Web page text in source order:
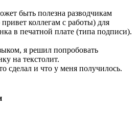
быть полезна разводчикам
коллегам с работы) для
в печатной плате (типа подписи).
я решил попробовать
на текстолит.
сделал и что у меня получилось.